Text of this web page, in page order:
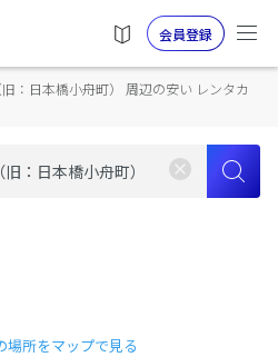
会員登録
：日本橋小舟町） 周辺の安い レンタカ
場所をマップで見る